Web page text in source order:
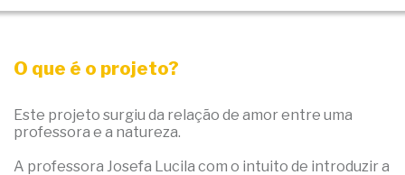
O que é o projeto?
Este projeto surgiu da relação de amor entre uma
professora e a natureza.
A professora Josefa Lucila com o intuito de introduzir a